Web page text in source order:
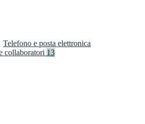
Telefono e posta elettronica
collaboratori 13